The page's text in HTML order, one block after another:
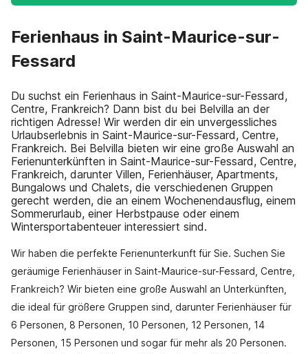
Ferienhaus in Saint-Maurice-sur-
Fessard
Du suchst ein Ferienhaus in Saint-Maurice-sur-Fessard,
Centre, Frankreich? Dann bist du bei Belvilla an der
richtigen Adresse! Wir werden dir ein unvergessliches
Urlaubserlebnis in Saint-Maurice-sur-Fessard, Centre,
Frankreich. Bei Belvilla bieten wir eine große Auswahl an
Ferienunterkünften in Saint-Maurice-sur-Fessard, Centre,
Frankreich, darunter Villen, Ferienhäuser, Apartments,
Bungalows und Chalets, die verschiedenen Gruppen
gerecht werden, die an einem Wochenendausflug, einem
Sommerurlaub, einer Herbstpause oder einem
Wintersportabenteuer interessiert sind.
Wir haben die perfekte Ferienunterkunft für Sie. Suchen Sie
geräumige Ferienhäuser in Saint-Maurice-sur-Fessard, Centre,
Frankreich? Wir bieten eine große Auswahl an Unterkünften,
die ideal für größere Gruppen sind, darunter Ferienhäuser für
6 Personen, 8 Personen, 10 Personen, 12 Personen, 14
Personen, 15 Personen und sogar für mehr als 20 Personen.